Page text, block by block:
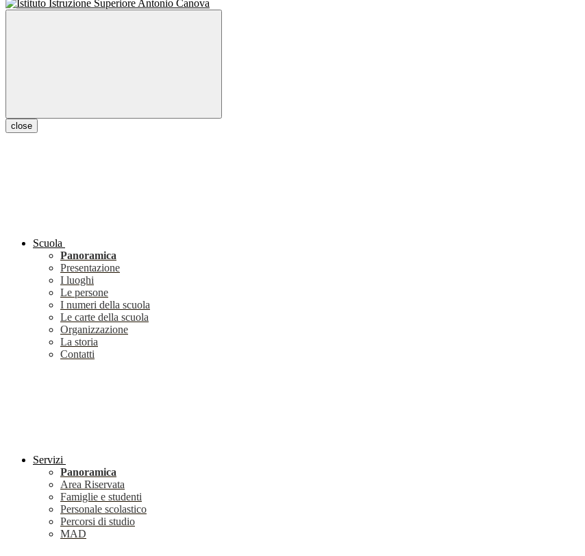
close
Scuola
Panoramica
Presentazione
I luoghi
Le persone
I numeri della scuola
Le carte della scuola
Organizzazione
La storia
Contatti
Servizi
Panoramica
Area Riservata
Famiglie e studenti
Personale scolastico
Percorsi di studio
MAD